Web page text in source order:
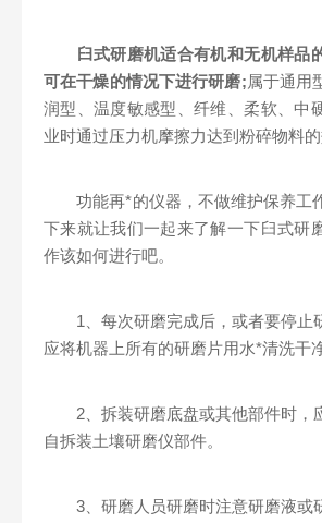
臼式研磨机适合有机和无机样品
可在干燥的情况下进行研磨;属于通用
润型、温度敏感型、纤维、柔软、中
业时通过压力机摩擦力达到粉碎物料的
功能再*的仪器，不做维护保养工
下来就让我们一起来了解一下臼式研
作该如何进行吧。
1、每次研磨完成后，或者要停止
应将机器上所有的研磨片用水*清洗干净
2、拆装研磨底盘或其他部件时，
自拆装土壤研磨仪部件。
3、研磨人员研磨时注意研磨液或